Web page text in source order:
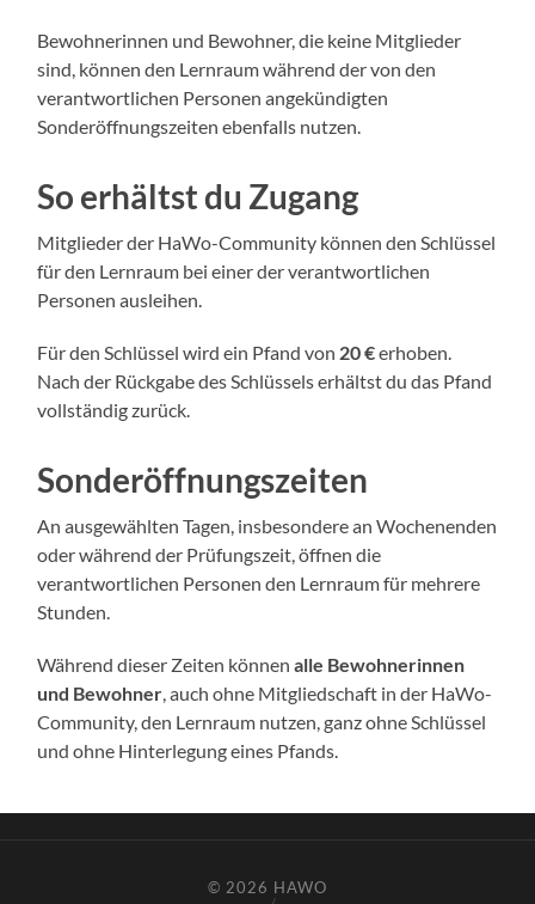
Bewohnerinnen und Bewohner, die keine Mitglieder
sind, können den Lernraum während der von den
verantwortlichen Personen angekündigten
Sonderöffnungszeiten ebenfalls nutzen.
So erhältst du Zugang
Mitglieder der HaWo-Community können den Schlüssel
für den Lernraum bei einer der verantwortlichen
Personen ausleihen.
Für den Schlüssel wird ein Pfand von 20 €erhoben.
Nach der Rückgabe des Schlüssels erhältst du das Pfand
vollständig zurück.
Sonderöffnungszeiten
An ausgewählten Tagen, insbesondere an Wochenenden
oder während der Prüfungszeit, öffnen die
verantwortlichen Personen den Lernraum für mehrere
Stunden.
Während dieser Zeiten könnenalle Bewohnerinnen
und Bewohner , auch ohne Mitgliedschaft in der HaWo-
Community, den Lernraum nutzen, ganz ohne Schlüssel
und ohne Hinterlegung eines Pfands.
© 2026 HAWO